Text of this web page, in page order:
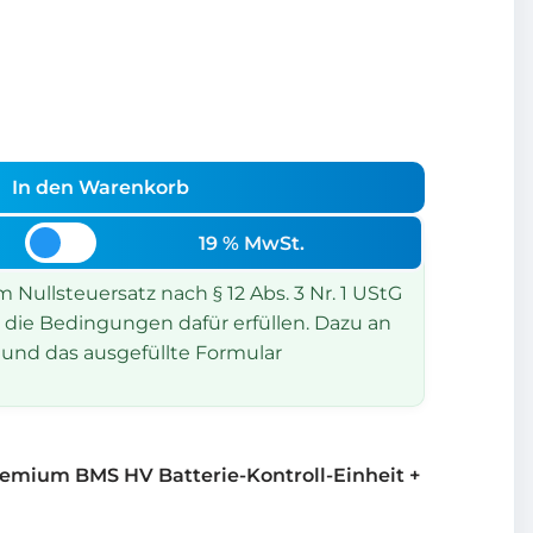
In den Warenkorb
19 % MwSt.
nach § 12 Abs. 3 Nr. 1 UStG
Bedingungen dafür erfüllen. Dazu an
das ausgefüllte Formular
BMS HV Batterie-Kontroll-Einheit +